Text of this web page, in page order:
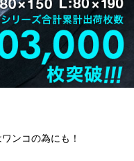
ンコの為にも！